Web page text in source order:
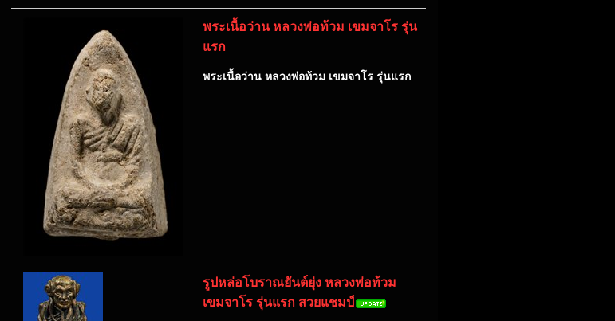
พระเนื้อว่าน หลวงพ่อท้วม เขมจาโร รุ่น
แรก
พระเนื้อว่าน หลวงพ่อท้วม เขมจาโร รุ่นแรก
รูปหล่อโบราณยันต์ยุ่ง หลวงพ่อท้วม
เขมจาโร รุ่นแรก สวยแชมป์